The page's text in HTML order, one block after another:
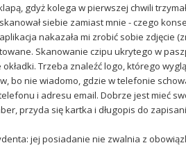
gdyż kolega w pierwszej chwili
siebie zamiast mnie - czego
nakazała mi zrobić sobie zdjęcie
Skanowanie czipu ukrytego w
Trzeba znaleźć logo, którego
bo nie wiadomo, gdzie w telefonie
i adresu email. Dobrze jest mieć
przyda się kartka i długopis do
jej posiadanie nie zwalnia z